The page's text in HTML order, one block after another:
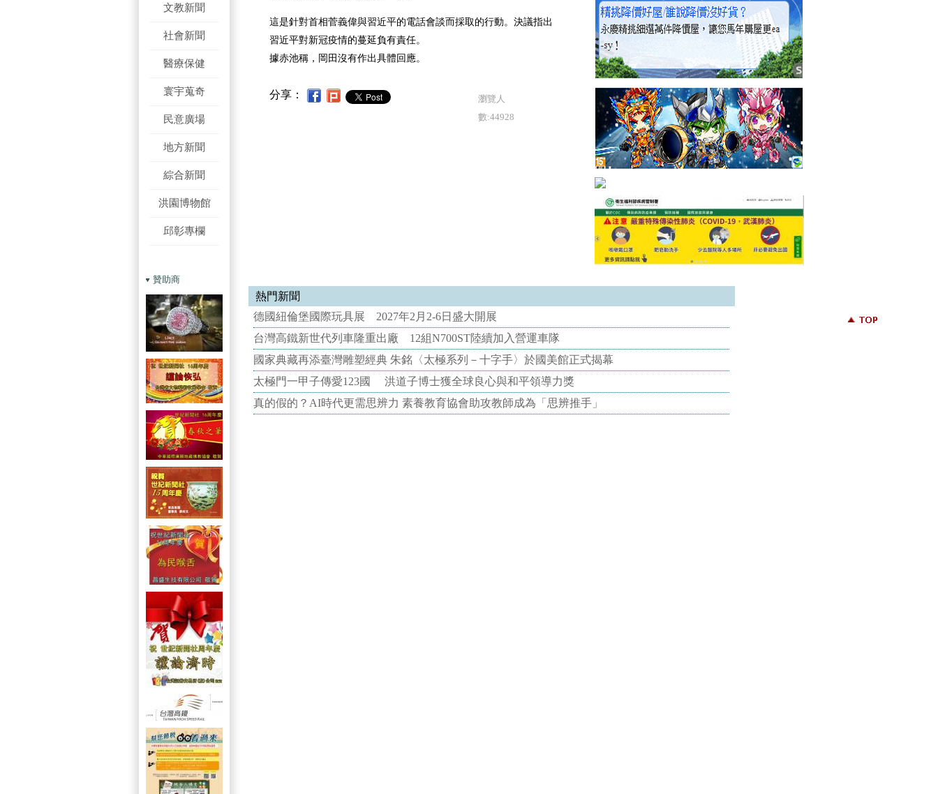
文教新聞
社會新聞
醫療保健
寰宇蒐奇
民意廣場
地方新聞
綜合新聞
洪園博物館
邱彰專欄
贊助商
這是針對首相菅義偉與習近平的電話會談而採取的行動。決議指出
習近平對新冠疫情的蔓延負有責任。
據赤池稱，岡田沒有作出具體回應。
分享：
瀏覽人
數:44928
熱門新聞
德國紐倫堡國際玩具展 2027年2月2-6日盛大開展
台灣高鐵新世代列車隆重出廠 12組N700ST陸續加入營運車隊
國家典藏再添臺灣雕塑經典 朱銘〈太極系列－十字手〉於國美館正式揭幕
太極門一甲子傳愛123國 洪道子博士獲全球良心與和平領導力獎
真的假的？AI時代更需思辨力 素養教育協會助攻教師成為「思辨推手」